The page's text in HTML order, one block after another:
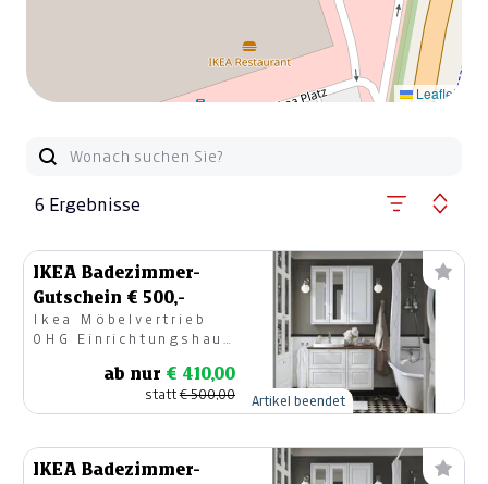
Leaflet
6 Ergebnisse
IKEA Badezimmer-
Gutschein € 500,-
Ikea Möbelvertrieb
OHG Einrichtungshaus
ab nur € 410,00
statt€ 500,00 Artikel beendet
IKEA Badezimmer-